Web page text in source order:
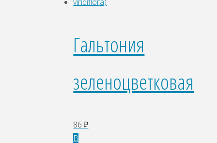
Гальтония
зеленоцветковая
86₽
В